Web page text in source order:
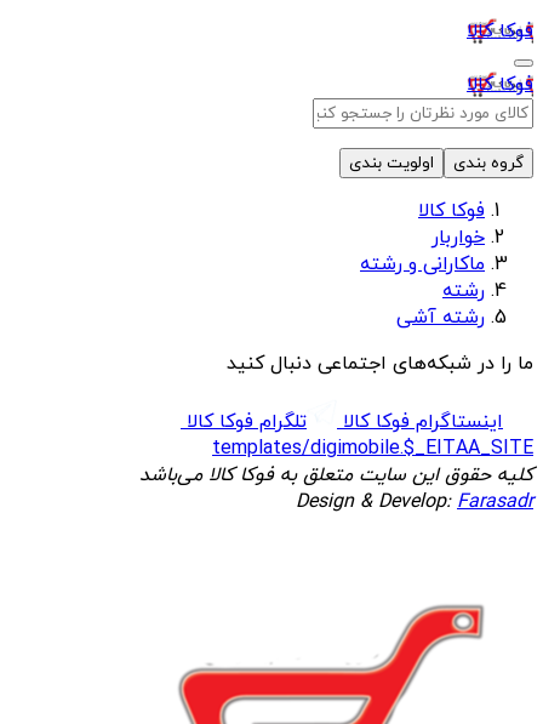
فوکا کالا
فوکا کالا
گروه بندی اولویت بندی
فوکا کالا
خواربار
ماکارانی و رشته
رشته
رشته آشی
ما را در شبکه‌های اجتماعی دنبال کنید
اینستاگرام فوکا کالا
تلگرام فوکا کالا
templates/digimobile.$_EITAA_SITE
کلیه حقوق این سایت متعلق به فوکا کالا می‌باشد
Design & Develop:Farasadr